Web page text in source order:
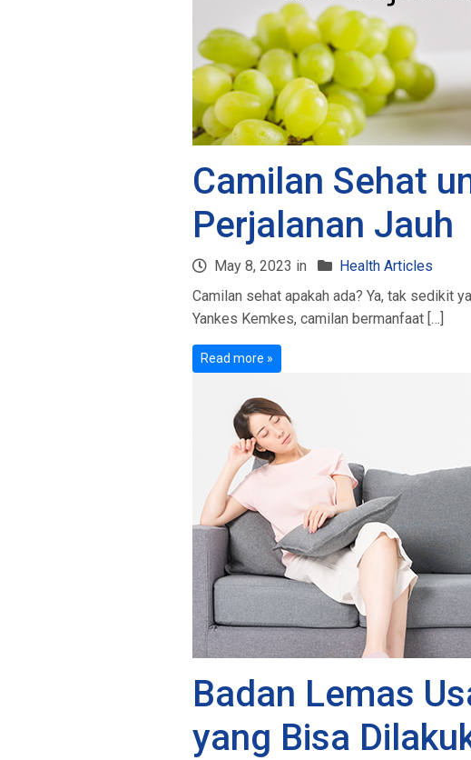
Camilan Sehat
Perjalanan Jauh
May 8, 2023 in
Health Articles
Camilan sehat apakah ada? Ya, tak sedikit
Yankes Kemkes, camilan bermanfaat […]
Read more »
Badan Lemas
yang Bisa